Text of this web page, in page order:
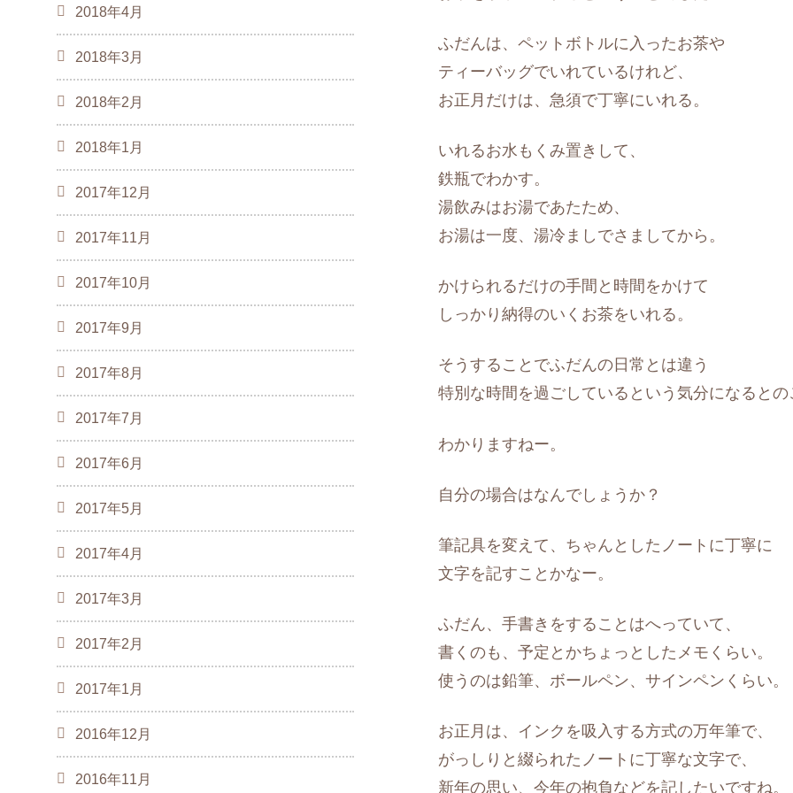
ふだんは、ペットボトルに入ったお茶や
ティーバッグでいれているけれど、
お正月だけは、急須で丁寧にいれる。
いれるお水もくみ置きして、
鉄瓶でわかす。
湯飲みはお湯であたため、
お湯は一度、湯冷ましでさましてから。
かけられるだけの手間と時間をかけて
しっかり納得のいくお茶をいれる。
そうすることでふだんの日常とは違う
特別な時間を過ごしているという気分になるとの
わかりますねー。
自分の場合はなんでしょうか？
筆記具を変えて、ちゃんとしたノートに丁寧に
文字を記すことかなー。
ふだん、手書きをすることはへっていて、
書くのも、予定とかちょっとしたメモくらい。
使うのは鉛筆、ボールペン、サインペンくらい。
お正月は、インクを吸入する方式の万年筆で、
がっしりと綴られたノートに丁寧な文字で、
新年の思い、今年の抱負などを記したいですね。
2018年4月
2018年3月
2018年2月
2018年1月
2017年12月
2017年11月
2017年10月
2017年9月
2017年8月
2017年7月
2017年6月
2017年5月
2017年4月
2017年3月
2017年2月
2017年1月
2016年12月
2016年11月